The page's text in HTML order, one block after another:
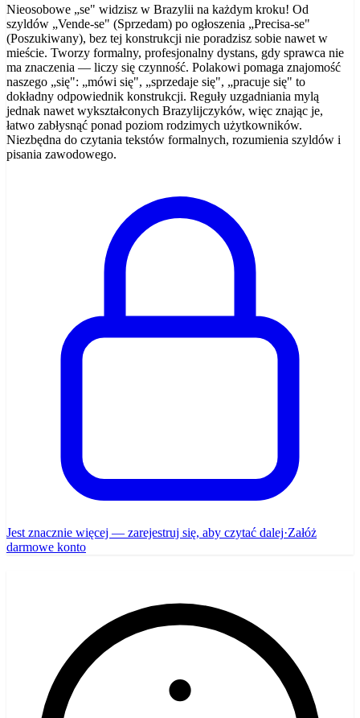
Nieosobowe „se" widzisz w Brazylii na każdym kroku! Od
szyldów „Vende-se" (Sprzedam) po ogłoszenia „Precisa-se"
(Poszukiwany), bez tej konstrukcji nie poradzisz sobie nawet w
mieście. Tworzy formalny, profesjonalny dystans, gdy sprawca nie
ma znaczenia — liczy się czynność. Polakowi pomaga znajomość
naszego „się": „mówi się", „sprzedaje się", „pracuje się" to
dokładny odpowiednik konstrukcji. Reguły uzgadniania mylą
jednak nawet wykształconych Brazylijczyków, więc znając je,
łatwo zabłysnąć ponad poziom rodzimych użytkowników.
Niezbędna do czytania tekstów formalnych, rozumienia szyldów i
pisania zawodowego.
Jest znacznie więcej — zarejestruj się, aby czytać dalej·Załóż
darmowe konto